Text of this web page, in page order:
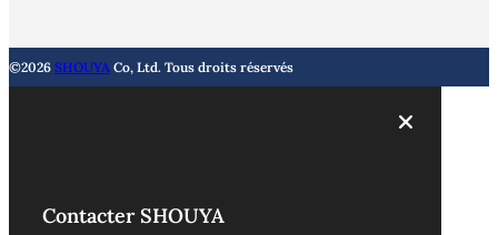
©2026 SHOUYA Co, Ltd. Tous droits réservés
Contacter SHOUYA